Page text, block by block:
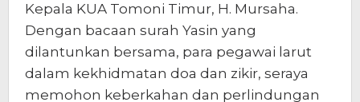
Kepala KUA Tomoni Timur, H. Mursaha.
Dengan bacaan surah Yasin yang
dilantunkan bersama, para pegawai larut
dalam kekhidmatan doa dan zikir, seraya
memohon keberkahan dan perlindungan